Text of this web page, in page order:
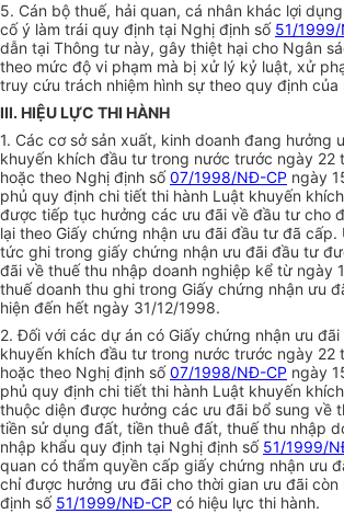
5. Cán bộ thuế, hải quan, cá nhân khác lợi
cố ý làm trái quy định tại Nghị định số 51/
dẫn tại Thông tư này, gây thiệt hại cho Ngân
theo mức độ vi phạm mà bị xử lý kỷ luật, xử
truy cứu trách nhiệm hình sự theo quy định của
III. HIỆU LỰC THI HÀNH
1. Các cơ sở sản xuất, kinh doanh đang hưởng
khuyến khích đầu tư trong nước trước ngày 22
hoặc theo Nghị định số07/1998/NĐ-CP ngày
phủ quy định chi tiết thi hành Luật khuyến
được tiếp tục hưởng các ưu đãi về đầu tư cho
lại theo Giấy chứng nhận ưu đãi đầu tư đã cấp.
tức ghi trong giấy chứng nhận ưu đãi đầu tư
đãi về thuế thu nhập doanh nghiệp kể từ ngày
thuế doanh thu ghi trong Giấy chứng nhận ưu
hiện đến hết ngày 31/12/1998.
2. Đối với các dự án có Giấy chứng nhận ưu
khuyến khích đầu tư trong nước trước ngày 22
hoặc theo Nghị định số07/1998/NĐ-CP ngày
phủ quy định chi tiết thi hành Luật khuyến
thuộc diện được hưởng các ưu đãi bổ sung về
tiền sử dụng đất, tiền thuê đất, thuế thu nhập
nhập khẩu quy định tại Nghị định số 51/1999/
quan có thẩm quyền cấp giấy chứng nhận ưu
chỉ được hưởng ưu đãi cho thời gian ưu đãi
định số 51/1999/NĐ-CP có hiệu lực thi hành.